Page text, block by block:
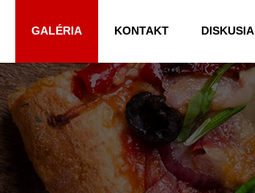
GALÉRIA KONTAKT DISKUSIA